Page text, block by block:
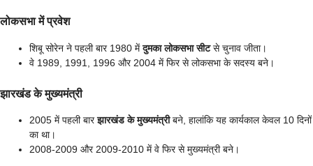
लोकसभा में प्रवेश
शिबू सोरेन ने पहली बार 1980 मेंदुमका लोकसभा सीटसे चुनाव जीता।
वे 1989, 1991, 1996 और 2004 में फिर से लोकसभा के सदस्य बने।
झारखंड के मुख्यमंत्री
2005 में पहली बारझारखंड के मुख्यमंत्रीबने, हालांकि यह कार्यकाल केवल 10 दिनों
का था।
2008-2009 और 2009-2010 में वे फिर से मुख्यमंत्री बने।